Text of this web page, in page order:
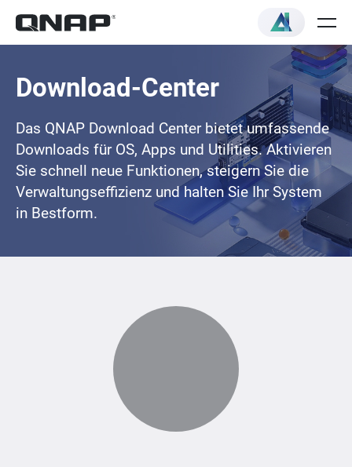
Download-Center
Das QNAP Download Center bietet umfassende
Downloads für OS, Apps und Utilities. Aktivieren
Sie schnell neue Funktionen, steigern Sie die
Verwaltungseffizienz und halten Sie Ihr System
in Bestform.